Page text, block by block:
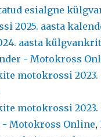
esialgne
2025. aasta
aasta
- Motokross
motokrossi 2023.
motokrossi 2023.
Motokross Online,